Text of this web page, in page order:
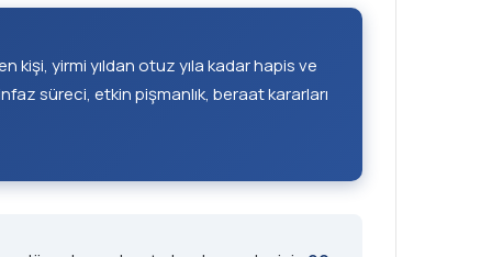
kişi, yirmi yıldan otuz yıla kadar hapis ve
süreci, etkin pişmanlık, beraat kararları